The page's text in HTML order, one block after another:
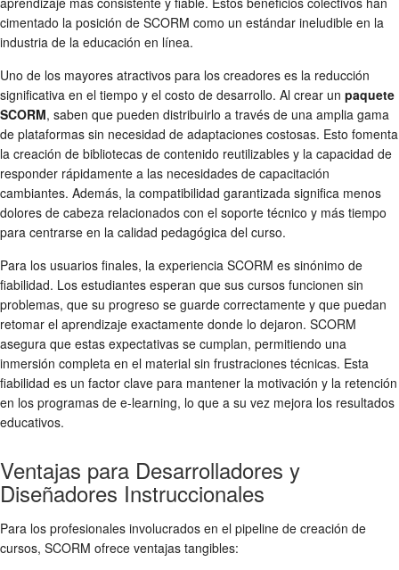
cimentado la posición de SCORM como un estándar ineludible en la
industria de la educación en línea.
Uno de los mayores atractivos para los creadores es la reducción
significativa en el tiempo y el costo de desarrollo. Al crear un paquete
SCORM, saben que pueden distribuirlo a través de una amplia gama
de plataformas sin necesidad de adaptaciones costosas. Esto fomenta
la creación de bibliotecas de contenido reutilizables y la capacidad de
responder rápidamente a las necesidades de capacitación
cambiantes. Además, la compatibilidad garantizada significa menos
dolores de cabeza relacionados con el soporte técnico y más tiempo
para centrarse en la calidad pedagógica del curso.
Para los usuarios finales, la experiencia SCORM es sinónimo de
fiabilidad. Los estudiantes esperan que sus cursos funcionen sin
problemas, que su progreso se guarde correctamente y que puedan
retomar el aprendizaje exactamente donde lo dejaron. SCORM
asegura que estas expectativas se cumplan, permitiendo una
inmersión completa en el material sin frustraciones técnicas. Esta
fiabilidad es un factor clave para mantener la motivación y la retención
en los programas de e-learning, lo que a su vez mejora los resultados
educativos.
Ventajas para Desarrolladores y
Diseñadores Instruccionales
Para los profesionales involucrados en el pipeline de creación de
cursos, SCORM ofrece ventajas tangibles: